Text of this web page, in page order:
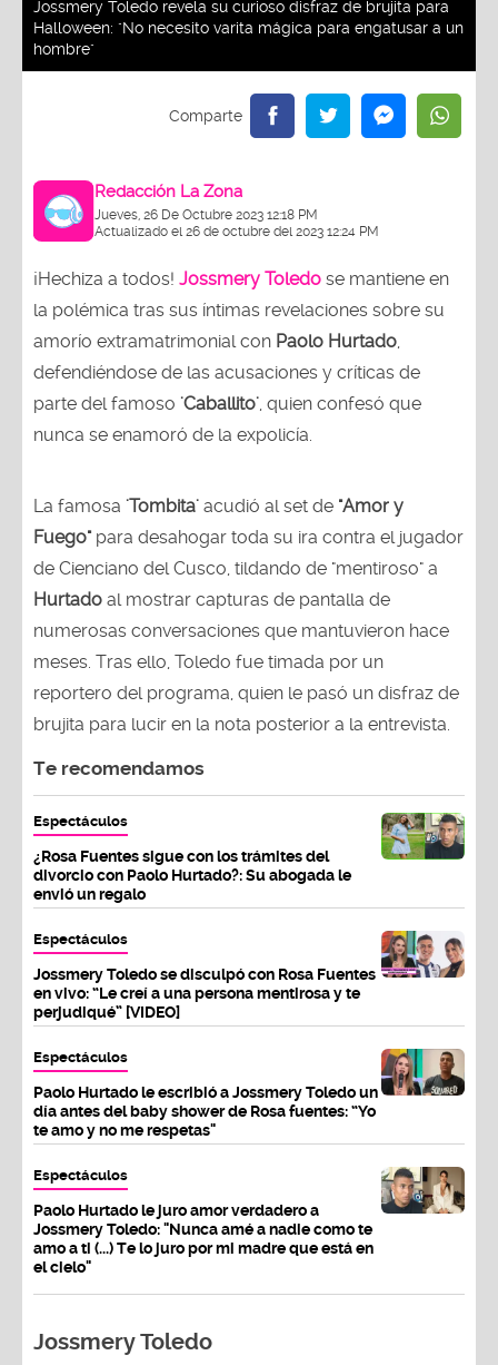
Jossmery Toledo revela su curioso disfraz de brujita para
Halloween: "No necesito varita mágica para engatusar a un
hombre"
Redacción La Zona
Jueves, 26 De Octubre 2023 12:18 PM
Actualizado el 26 de octubre del 2023 12:24 PM
¡Hechiza a todos! Jossmery Toledo se mantiene en
la polémica tras sus íntimas revelaciones sobre su
amorío extramatrimonial con Paolo Hurtado
defendiéndose de las acusaciones y críticas de
parte del famoso 'Caballito' , quien confesó que
nunca se enamoró de la expolicía.
La famosa 'Tombita' acudió al set de "Amor y
Fuego"para desahogar toda su ira contra el jugador
de Cienciano del Cusco, tildando de "mentiroso" a
Hurtado al mostrar capturas de pantalla de
numerosas conversaciones que mantuvieron hace
meses. Tras ello, Toledo fue timada por un
reportero del programa, quien le pasó un disfraz de
brujita para lucir en la nota posterior a la entrevista.
Te recomendamos
Espectáculos
¿Rosa Fuentes sigue con los trámites del
divorcio con Paolo Hurtado?: Su abogada le
envió un regalo
Espectáculos
Jossmery Toledo se disculpó con Rosa Fuentes
en vivo: “Le creí a una persona mentirosa y te
perjudiqué” [VIDEO]
Espectáculos
Paolo Hurtado le escribió a Jossmery Toledo un
día antes del baby shower de Rosa fuentes: “Yo
te amo y no me respetas"
Espectáculos
Paolo Hurtado le juro amor verdadero a
Jossmery Toledo: "Nunca amé a nadie como te
amo a ti (...) Te lo juro por mi madre que está en
el cielo"
Jossmery Toledo